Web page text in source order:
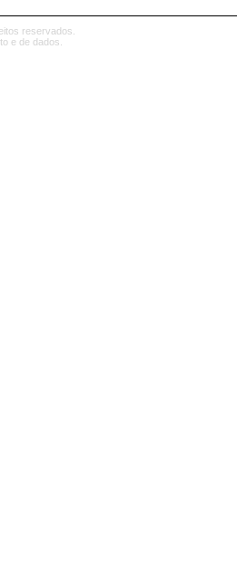
reservados.
e de dados.